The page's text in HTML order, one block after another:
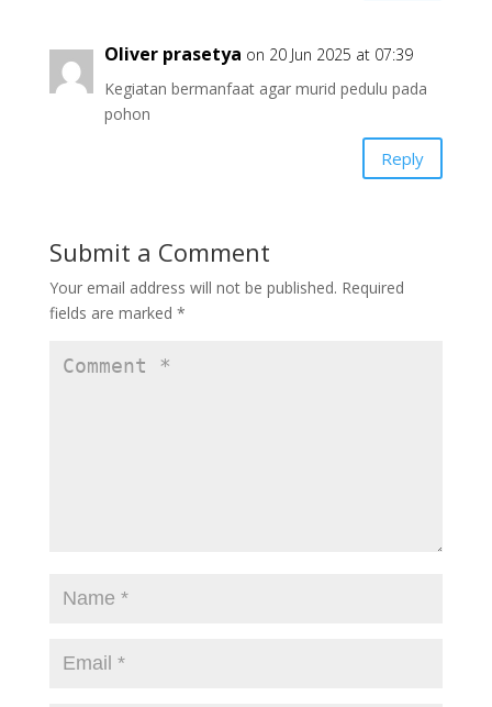
Oliver prasetya on 20 Jun 2025 at 07:39
Kegiatan bermanfaat agar murid pedulu pada
pohon
Reply
Submit a Comment
Your email address will not be published. Required
fields are marked *